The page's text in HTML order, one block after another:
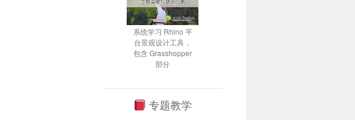
系统学习 Rhino 平
台景观设计工具，
包含 Grasshopper
部分
专题教学